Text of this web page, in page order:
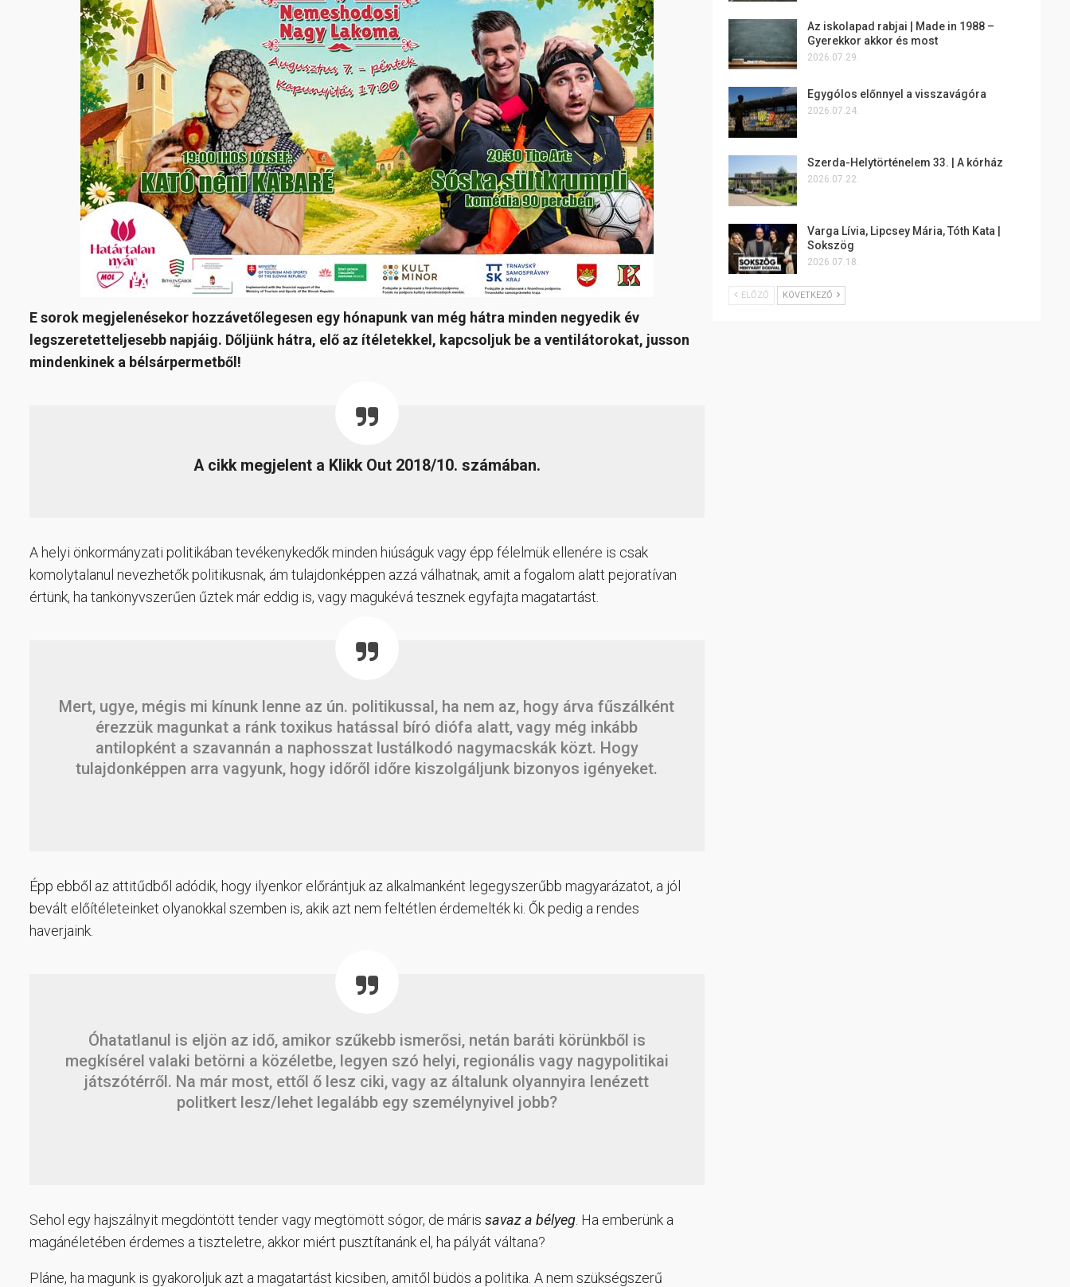
E sorok megjelenésekor hozzávetőlegesen egy hónapunk van még hátra minden negyedik év
legszeretetteljesebb napjáig. Dőljünk hátra, elő az ítéletekkel, kapcsoljuk be a ventilátorokat, jusson
mindenkinek a bélsárpermetből!
A cikk megjelent a Klikk Out 2018/10. számában.
A helyi önkormányzati politikában tevékenykedők minden hiúságuk vagy épp félelmük ellenére is csak
komolytalanul nevezhetők politikusnak, ám tulajdonképpen azzá válhatnak, amit a fogalom alatt pejoratívan
értünk, ha tankönyvszerűen űztek már eddig is, vagy magukévá tesznek egyfajta magatartást.
Mert, ugye, mégis mi kínunk lenne az ún. politikussal, ha nem az, hogy árva fűszálként
érezzük magunkat a ránk toxikus hatással bíró diófa alatt, vagy még inkább
antilopként a szavannán a naphosszat lustálkodó nagymacskák közt. Hogy
tulajdonképpen arra vagyunk, hogy időről időre kiszolgáljunk bizonyos igényeket.
Épp ebből az attitűdből adódik, hogy ilyenkor előrántjuk az alkalmanként legegyszerűbb magyarázatot, a jól
bevált előítéleteinket olyanokkal szemben is, akik azt nem feltétlen érdemelték ki. Ők pedig a rendes
haverjaink.
Óhatatlanul is eljön az idő, amikor szűkebb ismerősi, netán baráti körünkből is
megkísérel valaki betörni a közéletbe, legyen szó helyi, regionális vagy nagypolitikai
játszótérről. Na már most, ettől ő lesz ciki, vagy az általunk olyannyira lenézett
politkert lesz/lehet legalább egy személynyivel jobb?
Sehol egy hajszálnyit megdöntött tender vagy megtömött sógor, de máris savaz a bélyeg . Ha emberünk a
magánéletében érdemes a tiszteletre, akkor miért pusztítanánk el, ha pályát váltana?
Pláne, ha magunk is gyakoroljuk azt a magatartást kicsiben, amitől büdös a politika. A nem szükségszerű
Az iskolapad rabjai | Made in 1988 –
Gyerekkor akkor és most
2026.07.29.
Egygólos előnnyel a visszavágóra
2026.07.24.
Szerda-Helytörténelem 33. | A kórház
2026.07.22.
Varga Lívia, Lipcsey Mária, Tóth Kata |
Sokszög
2026.07.18.
ELŐZŐ KÖVETKEZŐ